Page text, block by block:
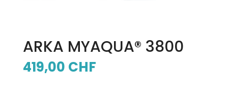
ARKA MYAQUA® 3800
419,00 CHF